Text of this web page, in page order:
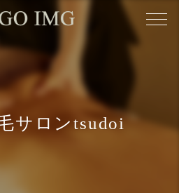
サロンtsudoi